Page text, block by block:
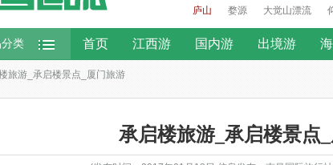
庐山 婺源 大觉山漂流
类 首页 江西游 国内游 出境游
旅游_承启楼景点_厦门旅游
承启楼旅游_承启楼景点